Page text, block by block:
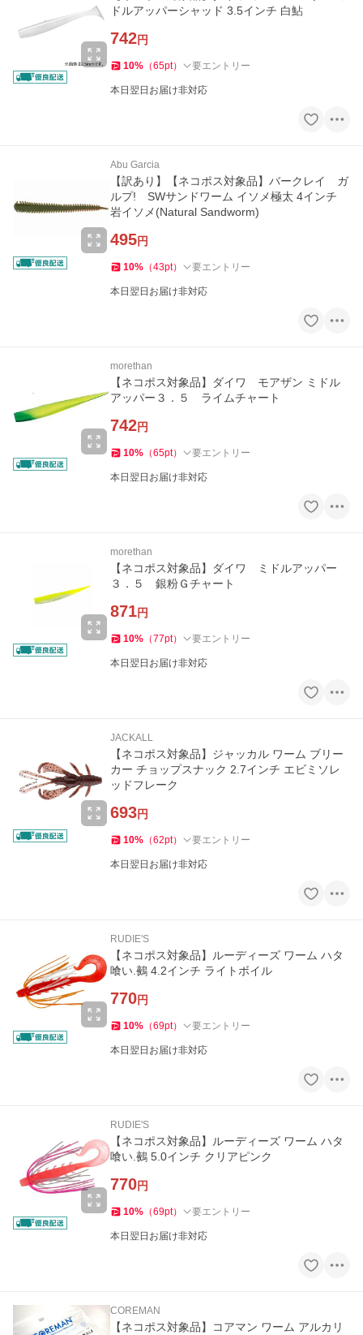
ドルアッパーシャッド 3.5インチ 白鮎
742円
10% （65pt） 要エントリー
本日翌日お届け非対応
Abu Garcia
【訳あり】【ネコポス対象品】バークレイ ガ
ルプ! SWサンドワーム イソメ極太 4インチ
岩イソメ(Natural Sandworm)
495円
10% （43pt） 要エントリー
本日翌日お届け非対応
morethan
【ネコポス対象品】ダイワ モアザン ミドル
アッパー３．５ ライムチャート
742円
10% （65pt） 要エントリー
本日翌日お届け非対応
morethan
【ネコポス対象品】ダイワ ミドルアッパー
３．５ 銀粉Ｇチャート
871円
10% （77pt） 要エントリー
本日翌日お届け非対応
JACKALL
【ネコポス対象品】ジャッカル ワーム ブリー
カー チョップスナック 2.7インチ エビミソレ
ッドフレーク
693円
10% （62pt） 要エントリー
本日翌日お届け非対応
RUDIE'S
【ネコポス対象品】ルーディーズ ワーム ハタ
喰い.鵺 4.2インチ ライトボイル
770円
10% （69pt） 要エントリー
本日翌日お届け非対応
RUDIE'S
【ネコポス対象品】ルーディーズ ワーム ハタ
喰い.鵺 5.0インチ クリアピンク
770円
10% （69pt） 要エントリー
本日翌日お届け非対応
COREMAN
【ネコポス対象品】コアマン ワーム アルカリ